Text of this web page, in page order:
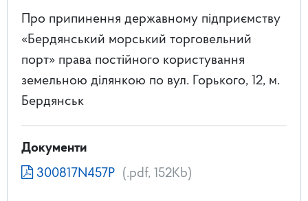
Про припинення державному підприємству
«Бердянський морський торговельний
порт» права постійного користування
земельною ділянкою по вул. Горького, 12, м.
Бердянськ
Документи
300817N457P (.pdf, 152Kb)